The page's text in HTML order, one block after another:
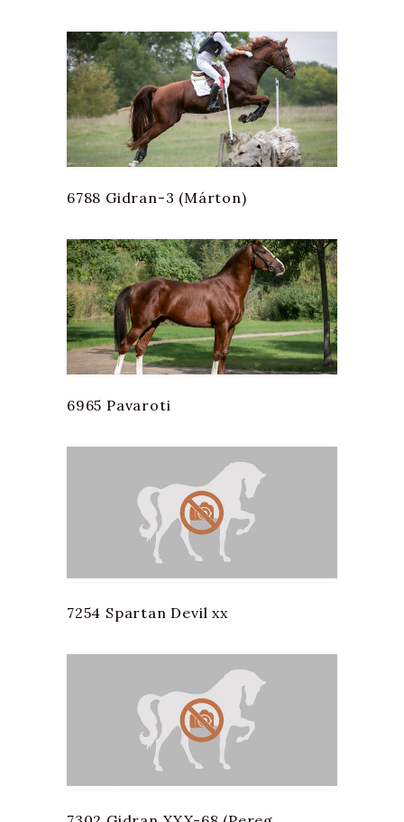
6788 Gidran-3 (Márton)
6965 Pavaroti
7254 Spartan Devil xx